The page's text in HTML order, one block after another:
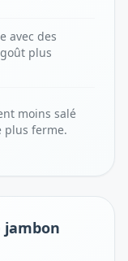
avec des
plus
moins salé
plus ferme.
jambon